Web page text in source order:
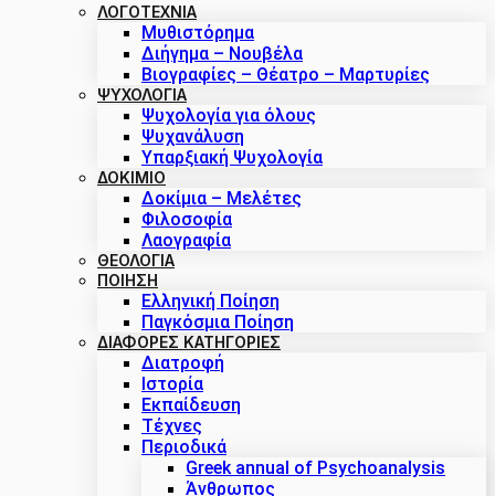
ΛΟΓΟΤΕΧΝΙΑ
Μυθιστόρημα
Διήγημα – Νουβέλα
Βιογραφίες – Θέατρο – Μαρτυρίες
ΨΥΧΟΛΟΓΙΑ
Ψυχολογία για όλους
Ψυχανάλυση
Υπαρξιακή Ψυχολογία
ΔΟΚΊΜΙΟ
Δοκίμια – Μελέτες
Φιλοσοφία
Λαογραφία
ΘΕΟΛΟΓΙΑ
ΠΟΙΗΣΗ
Ελληνική Ποίηση
Παγκόσμια Ποίηση
ΔΙΑΦΟΡΕΣ ΚΑΤΗΓΟΡΙΕΣ
Διατροφή
Ιστορία
Εκπαίδευση
Τέχνες
Περιοδικά
Greek annual of Psychoanalysis
Άνθρωπος